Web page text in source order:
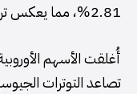
2.81%، مما يعكس تراجعا في الأسعار لهذا السلعة الحيوية.
أُغلقت الأسهم
تصاعد التوترات